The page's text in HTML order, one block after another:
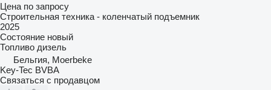
Цена по запросу
Строительная техника - коленчатый подъемник
2025
Состояние новый
Топливо дизель
Бельгия, Moerbeke
Key-Tec BVBA
Связаться с продавцом